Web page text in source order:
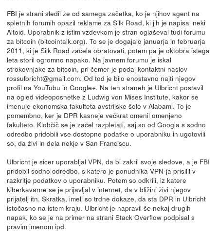
FBI je strani sledil že od samega začetka, ko je njihov agent na
spletnih forumih opazil reklame za Silk Road, ki jih je napisal neki
Altoid. Uporabnik z istim vzdevkom je stran oglaševal tudi forumu
za bitcoin (bitcointalk.org). To se je dogajalo januarja in februarja
2011, ki je Silk Road začela obratovati, potem pa je oktobra istega
leta storil ogromno napako. Na javnem forumu je iskal
strokovnjake za bitcoin, pri čemer je podal kontaktni naslov
rossulbricht@gmail.com. Od tod je bilo enostavno najti njegov
profil na YouTubu in Google+. Na teh straneh je Ulbricht postavil
na ogled videoposnetke z Ludwig von Mises Institute, kakor se
imenuje ekonomska fakulteta avstrijske šole v Alabami. To je
pomembno, ker je DPR kasneje večkrat omenil omenjeno
fakulteto. Klobčič se je začel razpletati, saj so od Googla s sodno
odredbo pridobili vse dostopne podatke o uporabniku in ugotovili
so, da živi in dela nekje v San Franciscu.
Ulbricht je sicer uporabljal VPN, da bi zakril svoje sledove, a je FBI
pridobil sodno odredbo, s katero je ponudnika VPN-ja prisilil v
razkritje podatkov o uporabniku. Potem so odkrili, iz katere
kiberkavarne se je prijavljal v internet, da v bližini živi njegov
prijatelj itn. Skratka, imeli so trdne dokaze, da sta DPR in Ulbricht
istočasno na istem kraju. Ulbricht je napravil še nekaj drugih
napak, ko se je na primer na strani Stack Overflow podpisal s
pravim imenom ipd.